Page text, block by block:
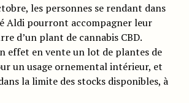
les personnes se rendant dans
Aldi pourront accompagner leur
d’un plant de cannabis CBD.
effet en vente un lot de plantes de
un usage ornemental intérieur, et
la limite des stocks disponibles, à